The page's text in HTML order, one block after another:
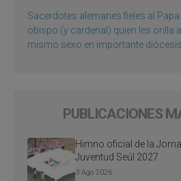
Sacerdotes alemanes fieles al
obispo (y cardenal) quien les orilla
mismo sexo en importante diócesis
PUBLICACIONES
Himno oficial de la
Juventud Seúl 2027
3 Ago 2026